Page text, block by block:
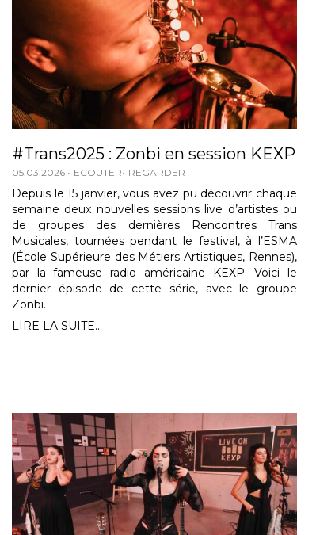
#Trans2025 : Zonbi en session KEXP
05.03.2026 ECOUTER REGARDER
Depuis le 15 janvier, vous avez pu découvrir chaque
semaine deux nouvelles sessions live d’artistes ou
de groupes des dernières Rencontres Trans
Musicales, tournées pendant le festival, à l’ESMA
(École Supérieure des Métiers Artistiques, Rennes),
par la fameuse radio américaine KEXP. Voici le
dernier épisode de cette série, avec le groupe
Zonbi.
LIRE LA SUITE...